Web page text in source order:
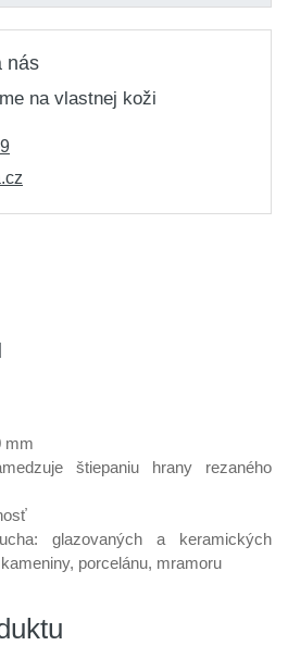
nás
na vlastnej koži
mm
štiepaniu hrany rezaného
glazovaných a keramických
porcelánu, mramoru